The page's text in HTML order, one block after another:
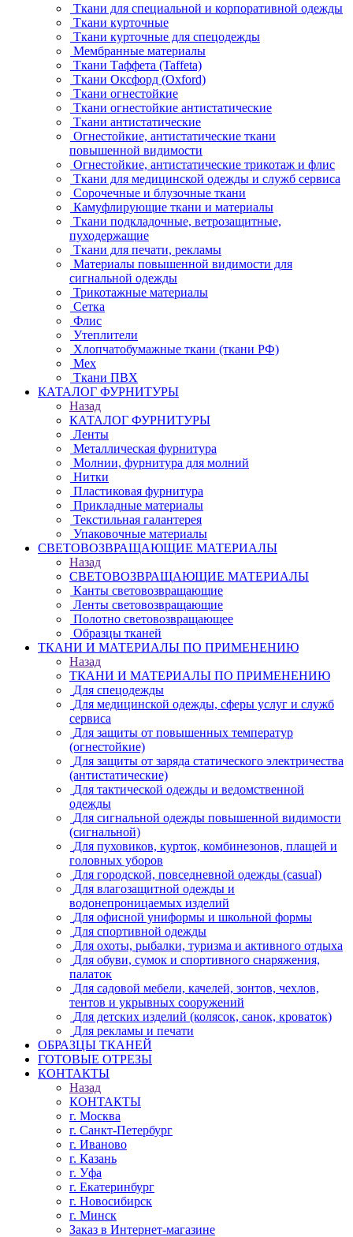
Ткани для специальной и корпоративной одежды
Ткани курточные
Ткани курточные для спецодежды
Мембранные материалы
Ткани Таффета (Taffeta)
Ткани Оксфорд (Oxford)
Ткани огнестойкие
Ткани огнестойкие антистатические
Ткани антистатические
Огнестойкие, антистатические ткани
повышенной видимости
Огнестойкие, антистатические трикотаж и флис
Ткани для медицинской одежды и служб сервиса
Сорочечные и блузочные ткани
Камуфлирующие ткани и материалы
Ткани подкладочные, ветрозащитные,
пуходержащие
Ткани для печати, рекламы
Материалы повышенной видимости для
сигнальной одежды
Трикотажные материалы
Сетка
Флис
Утеплители
Хлопчатобумажные ткани (ткани РФ)
Мех
Ткани ПВХ
КАТАЛОГ ФУРНИТУРЫ
Назад
КАТАЛОГ ФУРНИТУРЫ
Ленты
Металлическая фурнитура
Молнии, фурнитура для молний
Нитки
Пластиковая фурнитура
Прикладные материалы
Текстильная галантерея
Упаковочные материалы
СВЕТОВОЗВРАЩАЮЩИЕ МАТЕРИАЛЫ
Назад
СВЕТОВОЗВРАЩАЮЩИЕ МАТЕРИАЛЫ
Канты световозвращающие
Ленты световозвращающие
Полотно световозвращающее
Образцы тканей
ТКАНИ И МАТЕРИАЛЫ ПО ПРИМЕНЕНИЮ
Назад
ТКАНИ И МАТЕРИАЛЫ ПО ПРИМЕНЕНИЮ
Для спецодежды
Для медицинской одежды, сферы услуг и служб
сервиса
Для защиты от повышенных температур
(огнестойкие)
Для защиты от заряда статического электричества
(антистатические)
Для тактической одежды и ведомственной
одежды
Для сигнальной одежды повышенной видимости
(сигнальной)
Для пуховиков, курток, комбинезонов, плащей и
головных уборов
Для городской, повседневной одежды (casual)
Для влагозащитной одежды и
водонепроницаемых изделий
Для офисной униформы и школьной формы
Для спортивной одежды
Для охоты, рыбалки, туризма и активного отдыха
Для обуви, сумок и спортивного снаряжения,
палаток
Для садовой мебели, качелей, зонтов, чехлов,
тентов и укрывных сооружений
Для детских изделий (колясок, санок, кроваток)
Для рекламы и печати
ОБРАЗЦЫ ТКАНЕЙ
ГОТОВЫЕ ОТРЕЗЫ
КОНТАКТЫ
Назад
КОНТАКТЫ
г. Москва
г. Санкт-Петербург
г. Иваново
г. Казань
г. Уфа
г. Екатеринбург
г. Новосибирск
г. Минск
Заказ в Интернет-магазине